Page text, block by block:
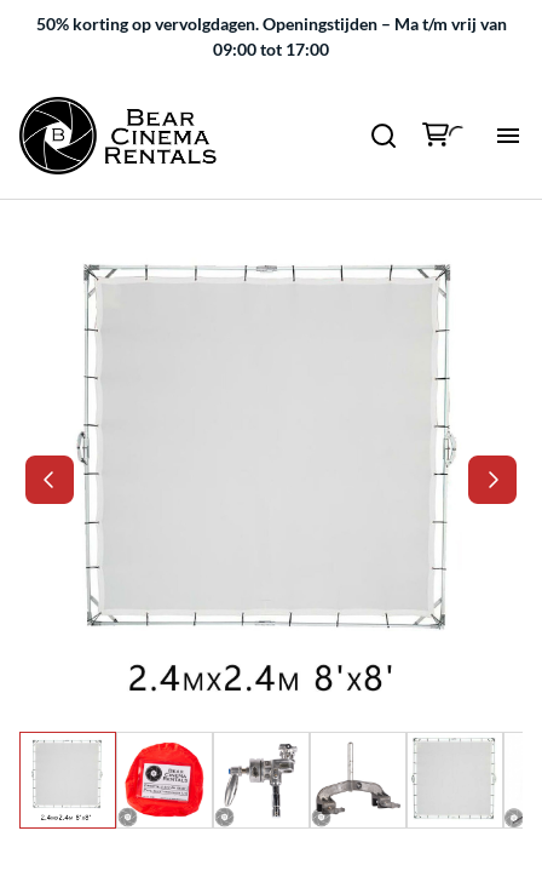
50% korting op vervolgdagen. Openingstijden – Ma t/m vrij van
09:00 tot 17:00